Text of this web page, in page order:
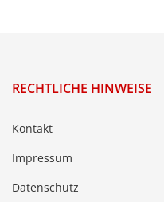
RECHTLICHE HINWEISE
Kontakt
Impressum
Datenschutz